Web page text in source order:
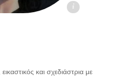
Εύη Α. - daskaloi.gr
και σχεδιάστρια με